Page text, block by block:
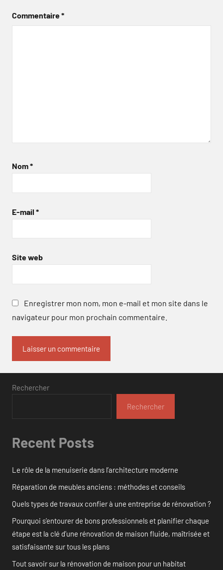
Commentaire*
Nom*
E-mail *
Site web
Enregistrer mon nom, mon e-mail et mon site dans le
navigateur pour mon prochain commentaire.
Rechercher
Rechercher
Recent Posts
Le rôle de la menuiserie dans l’architecture moderne
Réparation de meubles anciens : méthodes et conseils
Quels types de travaux confier à une entreprise de rénovation ?
Pourquoi s’entourer de bons professionnels et planifier chaque
étape est la clé d’une rénovation de maison fluide, maîtrisée et
satisfaisante sur tous les plans
Tout savoir sur la rénovation de maison pour un habitat